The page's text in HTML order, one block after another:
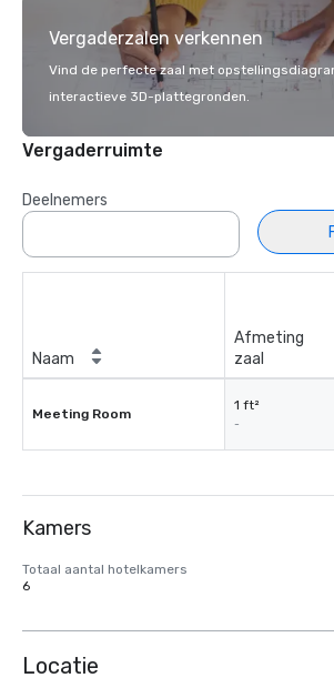
Vergaderzalen verkennen
Vind de perfecte zaal met
interactieve 3D-plattegronden.
Vergaderruimte
Deelnemers
Naam
Afmeting
zaal
Meeting Room
1 ft²
-
Kamers
Totaal aantal hotelkamers
6
Locatie